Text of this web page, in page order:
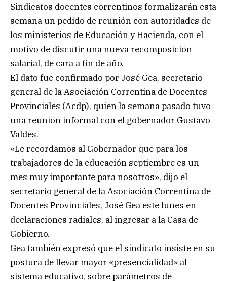
Sindicatos docentes correntinos formalizarán esta
semana un pedido de reunión con autoridades de
los ministerios de Educación y Hacienda, con el
motivo de discutir una nueva recomposición
salarial, de cara a fin de año.
El dato fue confirmado por José Gea, secretario
general de la Asociación Correntina de Docentes
Provinciales (Acdp), quien la semana pasado tuvo
una reunión informal con el gobernador Gustavo
Valdés.
«Le recordamos al Gobernador que para los
trabajadores de la educación septiembre es un
mes muy importante para nosotros», dijo el
secretario general de la Asociación Correntina de
Docentes Provinciales, José Gea este lunes en
declaraciones radiales, al ingresar a la Casa de
Gobierno.
Gea también expresó que el sindicato insiste en su
postura de llevar mayor «presencialidad» al
sistema educativo, sobre parámetros de